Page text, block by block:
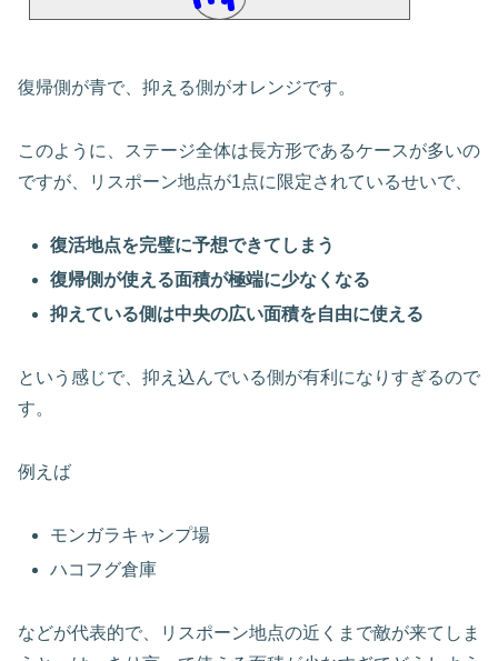
復帰側が青で、抑える側がオレンジです。
このように、ステージ全体は長方形であるケースが多いの
ですが、リスポーン地点が1点に限定されているせいで、
復活地点を完璧に予想できてしまう
復帰側が使える面積が極端に少なくなる
抑えている側は中央の広い面積を自由に使える
という感じで、抑え込んでいる側が有利になりすぎるので
す。
例えば
モンガラキャンプ場
ハコフグ倉庫
などが代表的で、リスポーン地点の近くまで敵が来てしま